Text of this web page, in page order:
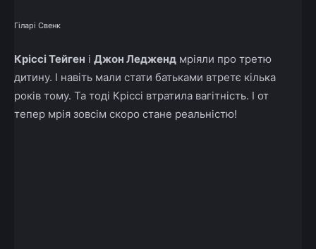
Гіларі Свенк
Кріссі Тейген і Джон Ледженд мріяли про третю
дитину. І навіть мали стати батьками втретє кілька
років тому. Та тоді Кріссі втратила вагітність. І от
тепер мрія зовсім скоро стане реальністю!